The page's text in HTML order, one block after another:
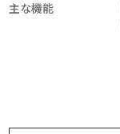
主な機能